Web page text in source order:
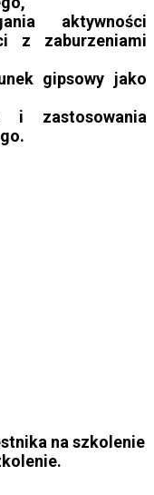
aktywności
z zaburzeniami
gipsowy jako
i zastosowania
na szkolenie